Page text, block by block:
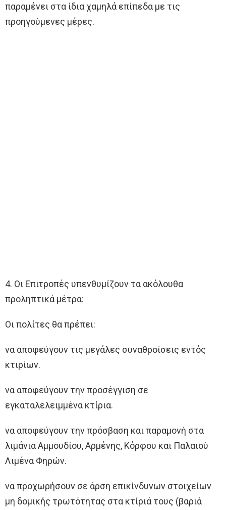
παραμένει στα ίδια χαμηλά επίπεδα με τις
προηγούμενες μέρες.
4. Οι Επιτροπές υπενθυμίζουν τα ακόλουθα
προληπτικά μέτρα:
Οι πολίτες θα πρέπει:
να αποφεύγουν τις μεγάλες συναθροίσεις εντός
κτιρίων.
να αποφεύγουν την προσέγγιση σε
εγκαταλελειμμένα κτίρια.
να αποφεύγουν την πρόσβαση και παραμονή στα
λιμάνια Αμμουδίου, Αρμένης, Κόρφου και Παλαιού
Λιμένα Φηρών.
να προχωρήσουν σε άρση επικίνδυνων στοιχείων
μη δομικής τρωτότητας στα κτίριά τους (βαριά